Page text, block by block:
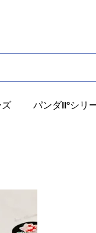
パンダII°シリ